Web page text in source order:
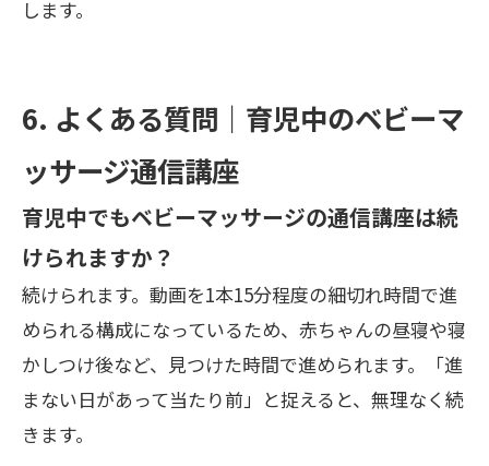
します。
6. よくある質問｜育児中のベビーマ
ッサージ通信講座
育児中でもベビーマッサージの通信講座は続
けられますか？
続けられます。動画を1本15分程度の細切れ時間で進
められる構成になっているため、赤ちゃんの昼寝や寝
かしつけ後など、見つけた時間で進められます。「進
まない日があって当たり前」と捉えると、無理なく続
きます。